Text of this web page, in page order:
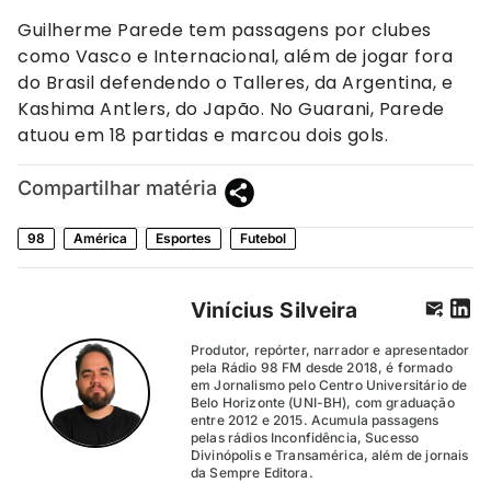
Guilherme Parede tem passagens por clubes
como Vasco e Internacional, além de jogar fora
do Brasil defendendo o Talleres, da Argentina, e
Kashima Antlers, do Japão. No Guarani, Parede
atuou em 18 partidas e marcou dois gols.
Compartilhar matéria
98 América Esportes Futebol
Vinícius Silveira
Produtor, repórter, narrador e apresentador
pela Rádio 98 FM desde 2018, é formado
em Jornalismo pelo Centro Universitário de
Belo Horizonte (UNI-BH), com graduação
entre 2012 e 2015. Acumula passagens
pelas rádios Inconfidência, Sucesso
Divinópolis e Transamérica, além de jornais
da Sempre Editora.